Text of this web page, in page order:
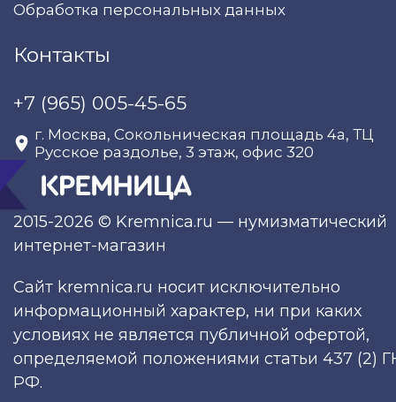
2015-2026 © Kremnica.ru — нумизматический
интернет-магазин
Обработка персональных данных
Контакты
+7 (965) 005-45-65
г. Москва, Сокольническая площадь 4а, ТЦ
Русское раздолье, 3 этаж, офис 320
Сайт kremnica.ru носит исключительно
информационный характер, ни при каких
условиях не является публичной офертой,
определяемой положениями статьи 437 (2)
РФ.